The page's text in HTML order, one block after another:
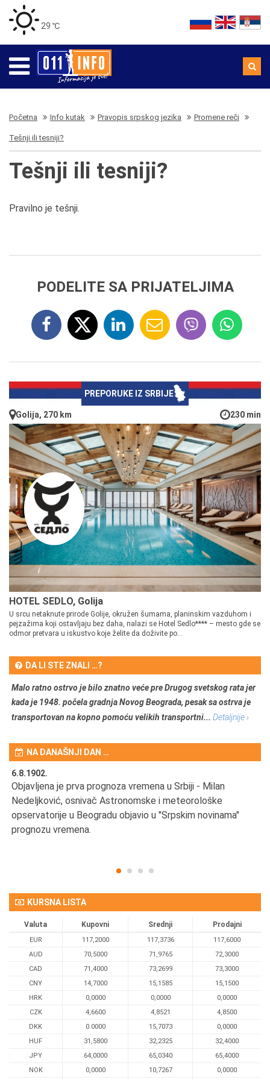
29 ℃
Početna Info kutak Pravopis srpskog jezika Promene reči
Tešnji ili tesniji?
Tešnji ili tesniji?
Pravilno je tešnji.
PODELITE SA PRIJATELJIMA
PREPORUKE IZ SRBIJE
Golija, 270 km 230 min
HOTEL SEDLO, Golija
U srcu netaknute prirode Golije, okružen šumama, planinskim vazduhom i
pejzažima koji ostavljaju bez daha, nalazi se Hotel Sedlo**** – mesto gde se
odmor pretvara u iskustvo koje želite da doživite po...
DA LI STE ZNALI …?
Malo ratno ostrvo je bilo znatno veće pre Drugog svetskog rata jer
kada je 1948. počela gradnja Novog Beograda, pesak sa ostrva je
transportovan na kopno pomoću velikih transportni... Detaljnije ›
NA DANAŠNJI DAN …
6.8.1902.
Objavljena je prva prognoza vremena u Srbiji - Milan
Nedeljković, osnivač Astronomske i meteorološke
opservatorije u Beogradu objavio u "Srpskim novinama"
prognozu vremena.
KURSNA LISTA
Valuta Kupovni Srednji Prodajni
EUR 117,2000 117,3736
117,6000
AUD
70,5000 71,9765
72,3000
CAD
71,4000 73,2699
73,3000
CNY
14,7000 15,1585
15,1500
HRK
0,0000 0,0000
0,0000
CZK
4,6600 4,8521
4,8500
DKK
0.0000 15,7073
0,0000
HUF
31,5800 32,2325
32,4000
JPY
64,0000 65,0340
65,4000
NOK
0,0000 10,7267 0,0000